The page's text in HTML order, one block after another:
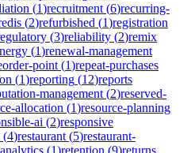
(1)recruitment (6)recurring-
(2)refurbished (1)registration
(3)reliability (2)remix
(1)renewal-management
point (1)repeat-purchases
(1)reporting (12)reports
management (2)reserved-
allocation (1)resource-planning
ai (2)responsive
(4)restaurant (5)restaurant-
(1)retention (9)returns